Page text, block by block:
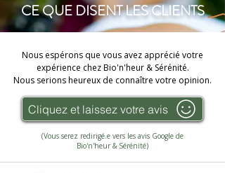
CE QUE DISENT LES CLIENTS
Nous espérons que vous avez apprécié votre
expérience chez Bio'n'heur & Sérénité.
Nous serions heureux de connaître votre opinion.
Cliquez et laissez votre avis
(Vous serez redirigé.e vers les avis Google de
Bio'n'heur & Sérénité)